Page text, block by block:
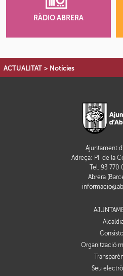
RÀDIO ABRERA
ACTUALITAT > Notícies
Ajuntament
Adreça: Pl. de la
Tel. 93 770
Abrera
Organització
Seu